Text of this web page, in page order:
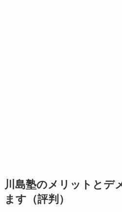
川島塾のメリットとデ
ます（評判）